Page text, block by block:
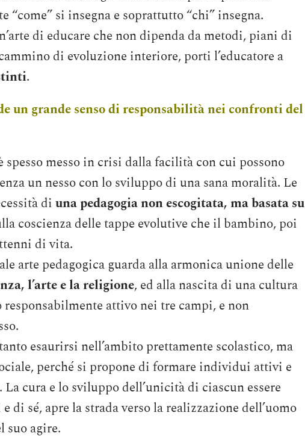
“come” si insegna e soprattutto “chi” insegna.
di educare che non dipenda da metodi, piani di
di evoluzione interiore, porti l’educatore a
.
un grande senso di responsabilità nei confronti del
messo in crisi dalla facilità con cui possono
un nesso con lo sviluppo di una sana moralità. Le
diuna pedagogia non escogitata, ma basata su
coscienza delle tappe evolutive che il bambino, poi
di vita.
arte pedagogica guarda alla armonica unione delle
l’arte e la religione, ed alla nascita di una cultura
attivo nei tre campi, e non
esaurirsi nell’ambito prettamente scolastico, ma
perché si propone di formare individui attivi e
cura e lo sviluppo dell’unicità di ciascun essere
di sé, apre la strada verso la realizzazione dell’uomo
suo agire.